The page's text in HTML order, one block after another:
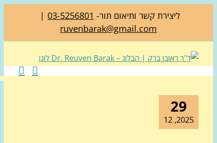
ליצירת קשר ותיאום תור-03-5256801
|
ruvenbarak@gmail.com